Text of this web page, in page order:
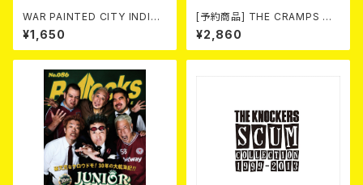
WAR PAINTED CITY INDIAN
/ Complete Discography
(CD)
¥1,650
[予約商品] THE CRAMPS ザ・
クランプス / Gravest Gravy
（墓場のごちそう）(CD) 2026.8
月下旬
¥2,860